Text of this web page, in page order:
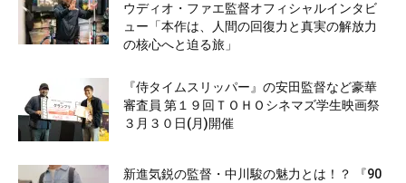
ウディオ・ファエ監督オフィシャルインタビ
ュー「本作は、人間の回復力と真実の解放力
の核心へと迫る旅」
『侍タイムスリッパー』の安田監督など豪華
審査員 第１９回ＴＯＨＯシネマズ学生映画祭
３月３０日(月)開催
新進気鋭の監督・中川駿の魅力とは！？ 『90